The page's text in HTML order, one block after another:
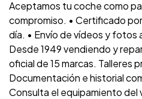
Aceptamos tu coche como
compromiso. • Certificado
día. • Envío de vídeos y fotos
Desde 1949 vendiendo y
oficial de 15 marcas. Talleres
Documentación e historial
Consulta el equipamiento del